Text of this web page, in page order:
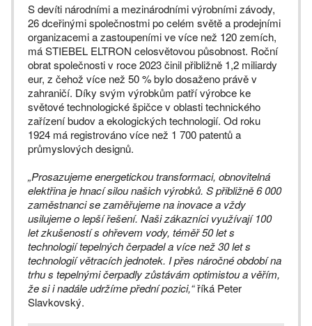
S devíti národními a mezinárodními výrobními závody,
26 dceřinými společnostmi po celém světě a prodejními
organizacemi a zastoupeními ve více než 120 zemích,
má STIEBEL ELTRON celosvětovou působnost. Roční
obrat společnosti v roce 2023 činil přibližně 1,2 miliardy
eur, z čehož více než 50 % bylo dosaženo právě v
zahraničí. Díky svým výrobkům patří výrobce ke
světové technologické špičce v oblasti technického
zařízení budov a ekologických technologií. Od roku
1924 má registrováno více než 1 700 patentů a
průmyslových designů.
„Prosazujeme energetickou transformaci, obnovitelná
elektřina je hnací silou našich výrobků. S přibližně 6 000
zaměstnanci se zaměřujeme na inovace a vždy
usilujeme o lepší řešení. Naši zákazníci využívají 100
let zkušeností s ohřevem vody, téměř 50 let s
technologií tepelných čerpadel a více než 30 let s
technologií větracích jednotek. I přes náročné období na
trhu s tepelnými čerpadly zůstávám optimistou a věřím,
že si i nadále udržíme přední pozici,“říká Peter
Slavkovský.